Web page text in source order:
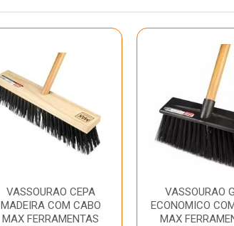
VASSOURAO CEPA
MADEIRA COM CABO
MAX FERRAMENTAS
VASSOURAO
ECONOMICO
MAX